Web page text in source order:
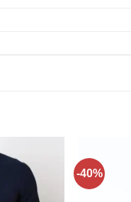
Додати
до
списку
-40%